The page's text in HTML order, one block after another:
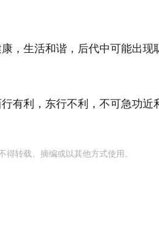
，生活和谐，后代中可能出现
有利，东行不利，不可急功近
得转载、摘编或以其他方式使用。